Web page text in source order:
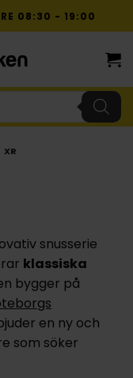
08:30 - 19:00
XR
snusserie
klassiska
bygger på
en ny och
som söker